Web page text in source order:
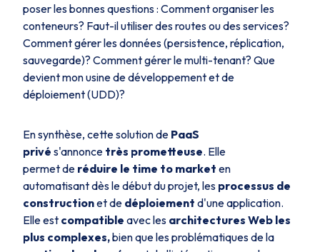
poser les bonnes questions : Comment organiser les
conteneurs? Faut-il utiliser des routes ou des services?
Comment gérer les données (persistence, réplication,
sauvegarde)? Comment gérer le multi-tenant? Que
devient mon usine de développement et de
déploiement (UDD)?
En synthèse, cette solution de PaaS
privé s'annonce très prometteuse. Elle
permet de réduire le time to market en
automatisant dès le début du projet, les processus de
constructionet de déploiement d'une application.
Elle est compatible avec les architectures Web les
plus complexes,bien que les problématiques de la